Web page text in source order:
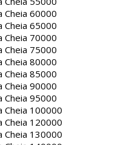
Cheia 60000
Cheia 65000
Cheia 70000
Cheia 75000
Cheia 80000
Cheia 85000
Cheia 90000
Cheia 95000
Cheia 100000
Cheia 120000
Cheia 130000